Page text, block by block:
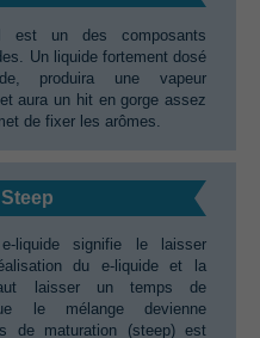
est un des composants
‬Un liquide fortement dosé
‬produira une vapeur
aura un hit en gorge assez
de fixer les arômes.
Steep‭
liquide signifie le laisser
du e-liquide et la
laisser un temps de
le mélange devienne
de maturation‭ (‬steep‭) ‬est